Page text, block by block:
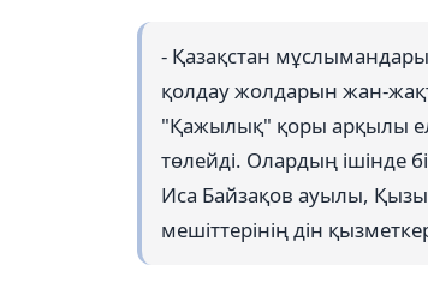
- Қазақстан
қолдау жолдарын жан-
"Қажылық" қоры арқылы
төлейді. Олардың ішінде
Иса Байзақов ауылы,
мешіттерінің дін